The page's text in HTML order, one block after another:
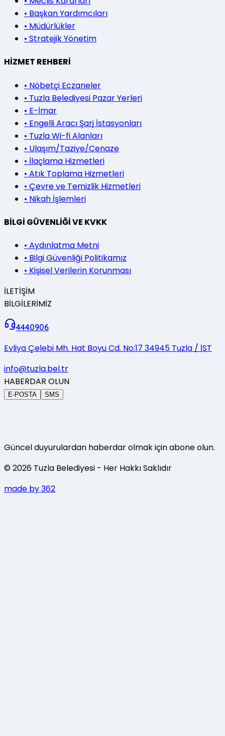
• Başkan Yardımcıları
• Müdürlükler
• Stratejik Yönetim
HİZMET REHBERİ
• Nöbetçi Eczaneler
• Tuzla Belediyesi Pazar Yerleri
• E-İmar
• Engelli Aracı Şarj İstasyonları
• Tuzla Wi-fi Alanları
• Ulaşım/Taziye/Cenaze
• İlaçlama Hizmetleri
• Atık Toplama Hizmetleri
• Çevre ve Temizlik Hizmetleri
• Nikah İşlemleri
BİLGİ GÜVENLİĞİ VE KVKK
• Aydınlatma Metni
• Bilgi Güvenliği Politikamız
• Kişisel Verilerin Korunması
İLETİŞİM
BİLGİLERİMİZ
4440906
Evliya Çelebi Mh. Hat Boyu Cd. No:17 34945 Tuzla / İST
info@tuzla.bel.tr
HABERDAR OLUN
E-POSTA SMS
Güncel duyurulardan haberdar olmak için abone olun.
©2026 Tuzla Belediyesi - Her Hakkı Saklıdır
made by 362